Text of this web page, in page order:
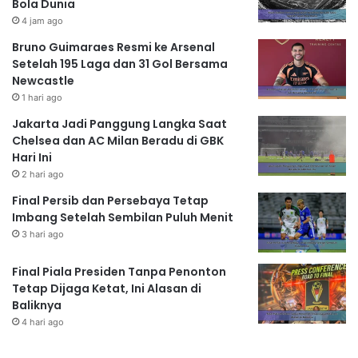
Bola Dunia
4 jam ago
Bruno Guimaraes Resmi ke Arsenal
Setelah 195 Laga dan 31 Gol Bersama
Newcastle
1 hari ago
Jakarta Jadi Panggung Langka Saat
Chelsea dan AC Milan Beradu di GBK
Hari Ini
2 hari ago
Final Persib dan Persebaya Tetap
Imbang Setelah Sembilan Puluh Menit
3 hari ago
Final Piala Presiden Tanpa Penonton
Tetap Dijaga Ketat, Ini Alasan di
Baliknya
4 hari ago